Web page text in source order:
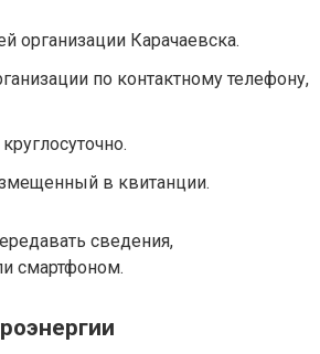
Карачаевска.
по контактному телефону,
в квитанции.
сведения,
смартфоном.